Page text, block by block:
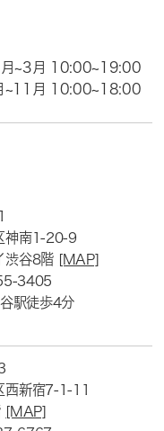
~3月 10:00~19:00
~11月 10:00~18:00
神南1-20-9
渋谷8階 [MAP]
3405
駅徒歩4分
西新宿7-1-11
[MAP]